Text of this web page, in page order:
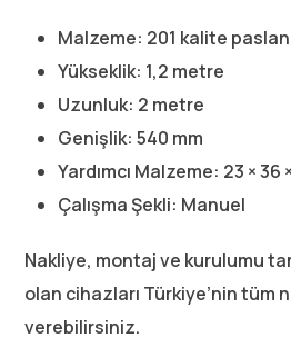
Malzeme: 201 kalite
Yükseklik: 1,2 metre
Uzunluk: 2 metre
Genişlik: 540 mm
Yardımcı Malzeme: 23 × 36
Çalışma Şekli: Manuel
Nakliye, montaj ve kurulumu
olan cihazları Türkiye’nin tüm
verebilirsiniz.